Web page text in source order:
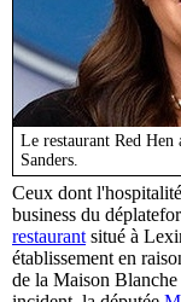
Le restaurant Red Hen
Sanders.
Ceux dont
business du
restaurant situé à
établissement en
de la Maison